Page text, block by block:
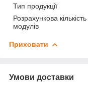
Тип продукції
Розрахункова кількість
модулів
Приховати
Умови доставки